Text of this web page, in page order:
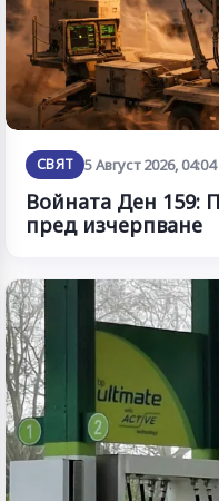
СВЯТ 5 Август 2026, 04:04
Войната Ден 159:
пред изчерпване